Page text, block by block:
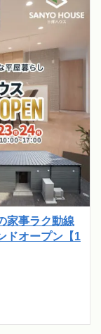
家事ラク動線
ドオープン【1